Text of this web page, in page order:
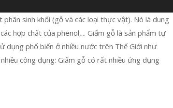
sinh khối (gỗ và các loại thực vật). Nó là dung
hợp chất của phenol,... Giấm gỗ là sản phẩm tự
dụng phổ biến ở nhiều nước trên Thế Giới như
công dụng: Giấm gỗ có rất nhiều ứng dụng